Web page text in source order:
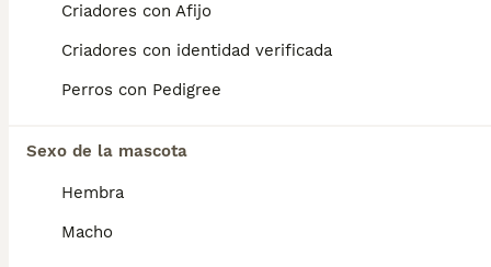
Criadores con Afijo
Criadores con identidad verificada
Perros con Pedigree
Sexo de la mascota
Hembra
Macho
El coste medio de un cachorro de Akita Inu
en España es de aproximadamente 717€,
aunque los precios pueden variar según
factores como el pedigrí, la reputación del
¿Es un Akita un buen perro